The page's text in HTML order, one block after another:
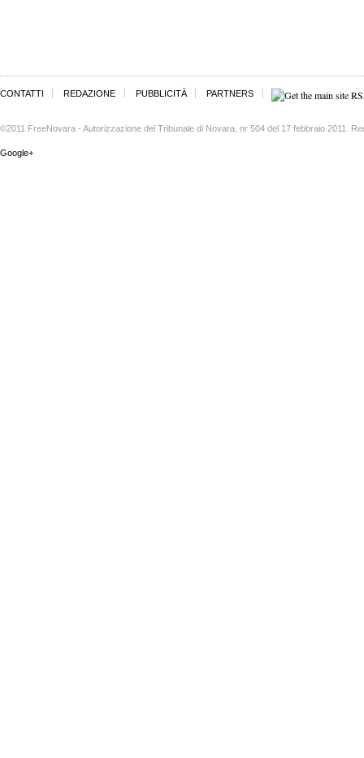
CONTATTI REDAZIONE PUBBLICITÀ PARTNERS
©2011 FreeNovara - Autorizzazione del Tribunale di Novara, nr 504 del 17 febbraio 2011.
Google+